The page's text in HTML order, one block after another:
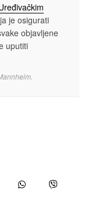
je osigurati
objavljene
uputiti